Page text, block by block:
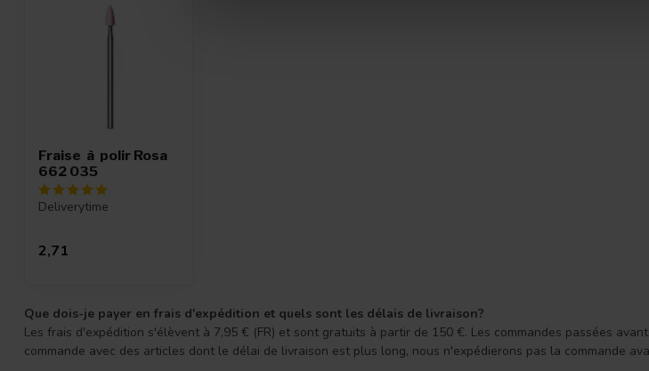
Fraise à polir Rosa
662 035
Deliverytime
2,71
Que dois-je payer en frais d'expédition et quels sont les délais de livraison?
Les frais d'expédition s'élèvent à 7,95 € (FR) et sont gratuits à partir de 150 €. Les commandes passées
commande avec des articles dont le délai de livraison est plus long, nous n'expédierons pas la commande